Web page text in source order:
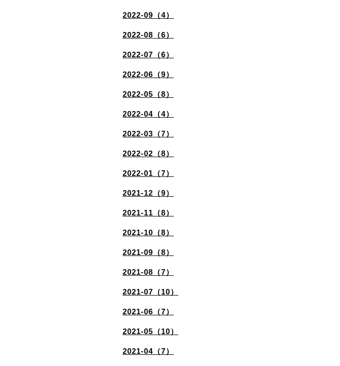
2022-09（4）
2022-08（6）
2022-07（6）
2022-06（9）
2022-05（8）
2022-04（4）
2022-03（7）
2022-02（8）
2022-01（7）
2021-12（9）
2021-11（8）
2021-10（8）
2021-09（8）
2021-08（7）
2021-07（10）
2021-06（7）
2021-05（10）
2021-04（7）